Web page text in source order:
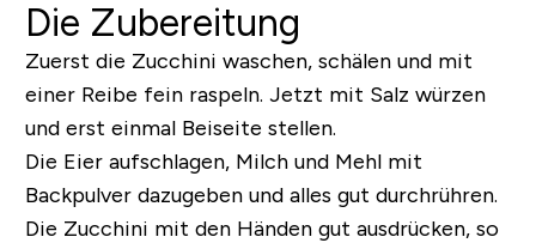
Die Zubereitung
Zuerst die Zucchini waschen, schälen und mit
einer Reibe fein raspeln. Jetzt mit Salz würzen
und erst einmal Beiseite stellen.
Die Eier aufschlagen, Milch und Mehl mit
Backpulver dazugeben und alles gut durchrühren.
Die Zucchini mit den Händen gut ausdrücken, so